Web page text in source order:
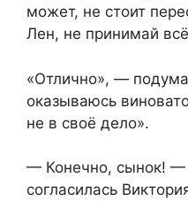
может, не стоит
Лен, не принимай
«Отлично», —
оказываюсь
не в своё дело».
— Конечно, сынок! —
согласилась